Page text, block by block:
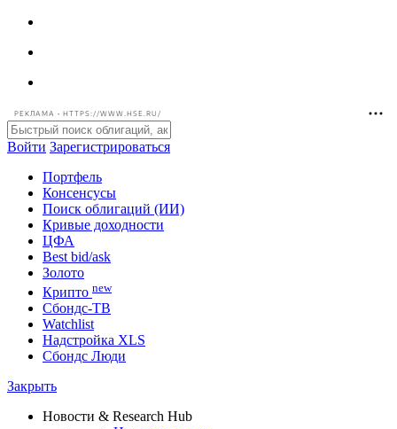
РЕКЛАМА • HTTPS://WWW.HSE.RU/
Войти Зарегистрироваться
Портфель
Консенсусы
Поиск облигаций (ИИ)
Кривые доходности
ЦФА
Best bid/ask
Золото
Крипто new
Watchlist
Сбондс Люди